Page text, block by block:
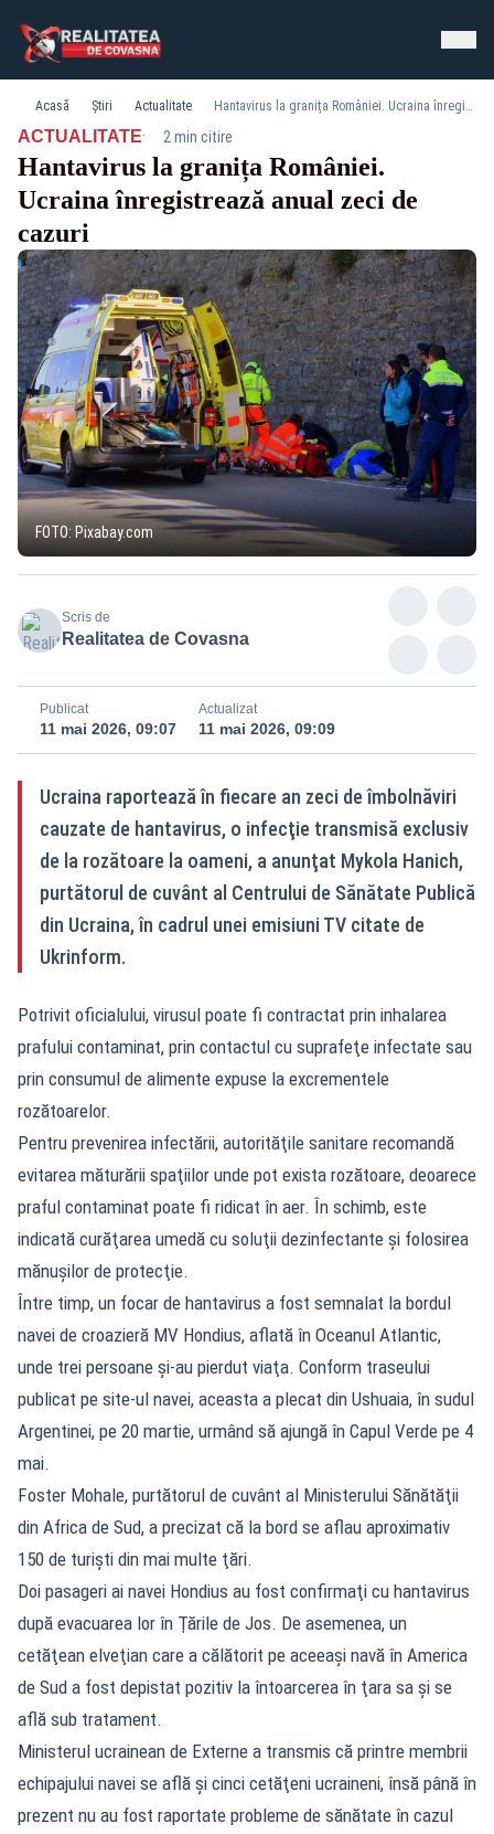
Acasă Știri Actualitate Hantavirus la granița României. Ucraina înregistrează anual zeci de cazuri
ACTUALITATE· 2 min citire
Hantavirus la granița României.
Ucraina înregistrează anual zeci de
cazuri
FOTO: Pixabay.com
Scris de
Realitatea de Covasna
Publicat
11 mai 2026, 09:07
Actualizat
11 mai 2026, 09:09
Ucraina raportează în fiecare an zeci de îmbolnăviri
cauzate de hantavirus, o infecţie transmisă exclusiv
de la rozătoare la oameni, a anunţat Mykola Hanich,
purtătorul de cuvânt al Centrului de Sănătate Publică
din Ucraina, în cadrul unei emisiuni TV citate de
Ukrinform.
Potrivit oficialului, virusul poate fi contractat prin inhalarea
prafului contaminat, prin contactul cu suprafeţe infectate sau
prin consumul de alimente expuse la excrementele
rozătoarelor.
Pentru prevenirea infectării, autorităţile sanitare recomandă
evitarea măturării spaţiilor unde pot exista rozătoare, deoarece
praful contaminat poate fi ridicat în aer. În schimb, este
indicată curăţarea umedă cu soluţii dezinfectante şi folosirea
mănuşilor de protecţie.
Între timp, un focar de hantavirus a fost semnalat la bordul
navei de croazieră MV Hondius, aflată în Oceanul Atlantic,
unde trei persoane şi-au pierdut viaţa. Conform traseului
publicat pe site-ul navei, aceasta a plecat din Ushuaia, în sudul
Argentinei, pe 20 martie, urmând să ajungă în Capul Verde pe 4
mai.
Foster Mohale, purtătorul de cuvânt al Ministerului Sănătăţii
din Africa de Sud, a precizat că la bord se aflau aproximativ
150 de turişti din mai multe ţări.
Doi pasageri ai navei Hondius au fost confirmaţi cu hantavirus
după evacuarea lor în Ţările de Jos. De asemenea, un
cetăţean elveţian care a călătorit pe aceeaşi navă în America
de Sud a fost depistat pozitiv la întoarcerea în ţara sa şi se
află sub tratament.
Ministerul ucrainean de Externe a transmis că printre membrii
echipajului navei se află şi cinci cetăţeni ucraineni, însă până în
prezent nu au fost raportate probleme de sănătate în cazul